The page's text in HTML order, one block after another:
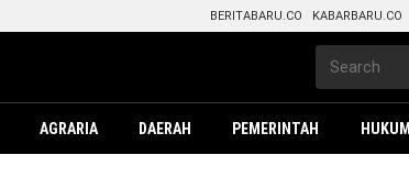
BERITABARU.CO KABARBARU.CO
AGRARIA DAERAH PEMERINTAH HUKUM